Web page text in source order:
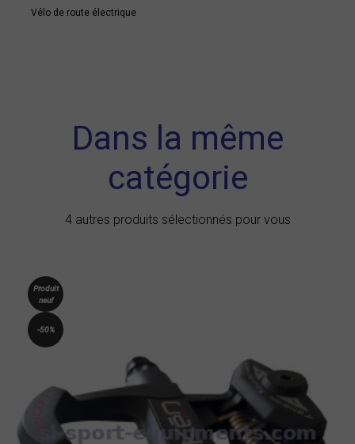
Vélo de route électrique
Dans la même
catégorie
4 autres produits sélectionnés pour vous
Produit
neuf
-50%